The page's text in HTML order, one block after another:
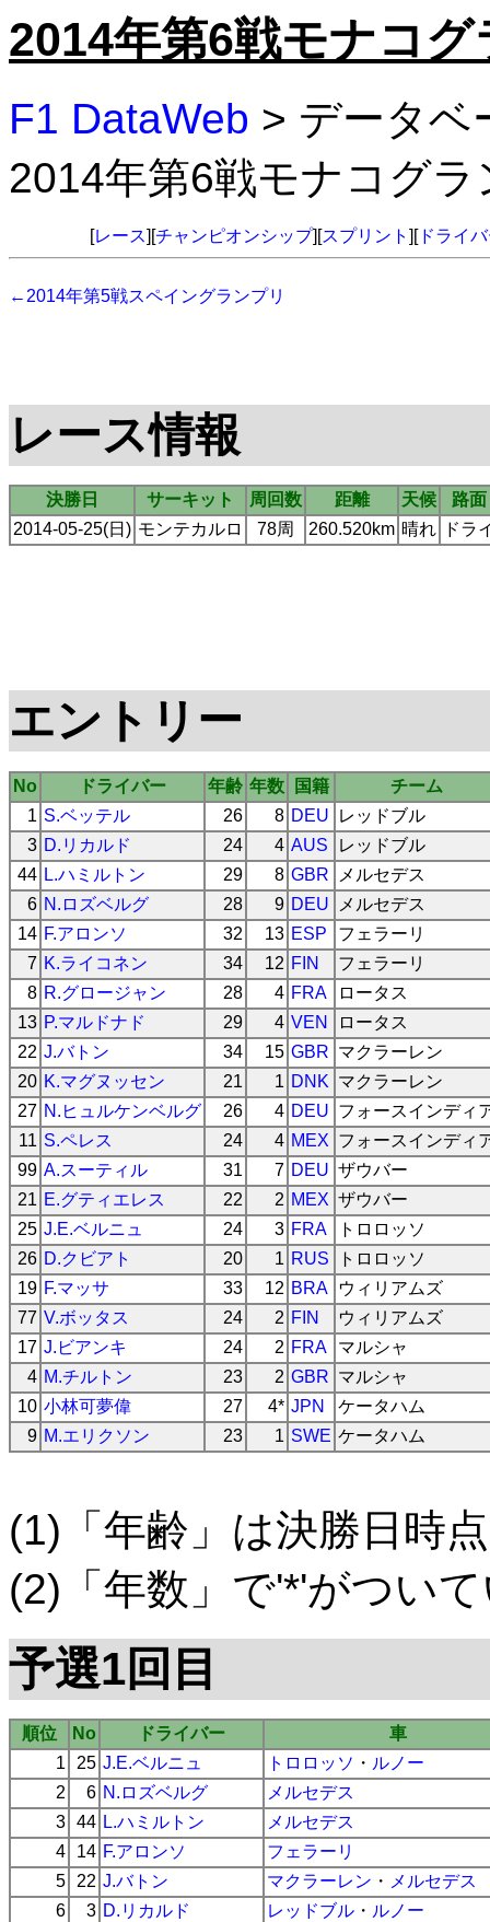
2014年第6戦モナコ
F1 DataWeb > データ
2014年第6戦モナコグ
[レース][チャンピオンシップ][スプリント ][ドライ
←2014年第5戦スペイングランプリ
レース情報
決勝日 サーキット 周回数 距離 天候
路面
2014-05-25(日) モンテカルロ 78周 260.520km 晴れ ドラ
エントリー
No ドライバー 年齢 年数 国籍
チーム
1 S.ベッテル 26 8 DEU
レッドブル
3 D.リカルド 24 4 AUS
レッドブル
44 L.ハミルトン 29 8 GBR
メルセデス
6 N.ロズベルグ 28 9 DEU
メルセデス
14 F.アロンソ 32 13 ESP
フェラーリ
7 K.ライコネン 34 12 FIN
フェラーリ
8 R.グロージャン 28 4 FRA
ロータス
13 P.マルドナド 29 4 VEN
ロータス
22 J.バトン 34 15 GBR マクラーレン
20 K.マグヌッセン 21 1 DNK マクラーレン
27 N.ヒュルケンベルグ 26 4 DEU フォースインディ
11 S.ペレス 24 4 MEX フォースインディ
99 A.スーティル 31 7 DEU ザウバー
21 E.グティエレス 22 2 MEX ザウバー
25 J.E.ベルニュ 24 3 FRA
トロロッソ
26 D.クビアト 20 1 RUS
トロロッソ
19 F.マッサ 33 12 BRA
ウィリアムズ
77 V.ボッタス 24 2 FIN
ウィリアムズ
17 J.ビアンキ 24 2 FRA
マルシャ
4 M.チルトン 23 2 GBR マルシャ
10 小林可夢偉 27 4* JPN
ケータハム
9 M.エリクソン 23 1 SWE ケータハム
(1)「年齢」は決勝日時点
(2)「年数」で'*'がつい
予選1回目
順位 No ドライバー
車
1
25 J.E.ベルニュ トロロッソ ・ ルノー
2
6 N.ロズベルグ
メルセデス
3 44 L.ハミルトン
メルセデス
4
14 F.アロンソ
フェラーリ
5
22 J.バトン マクラーレン ・ メルセデス
6
3 D.リカルド レッドブル ・ ルノー